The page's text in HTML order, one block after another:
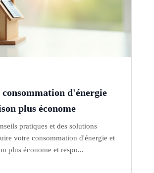
d'énergie
plus économe
pratiques et des solutions
votre consommation d'énergie et
plus économe et respo...